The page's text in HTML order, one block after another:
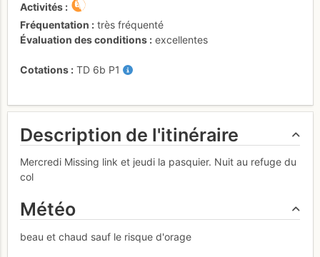
Activités
Fréquentation
très fréquenté
Évaluation des conditions
excellentes
Cotations TD 6b P1
Description de l'itinéraire
Mercredi Missing link et jeudi la pasquier. Nuit au refuge du
col
Météo
beau et chaud sauf le risque d'orage